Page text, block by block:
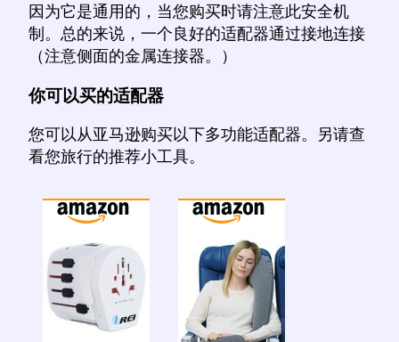
因为它是通用的，当您购买时请注意此安全机
制。总的来说，一个良好的适配器通过接地连接
（注意侧面的金属连接器。）
你可以买的适配器
您可以从亚马逊购买以下多功能适配器。另请查
看您旅行的推荐小工具。